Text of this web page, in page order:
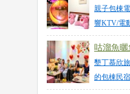
親子包棟
響KTV/電
等多項親
住宿推薦
咕溜魚曬
墾丁慕欣
的包棟民
友/親子/家